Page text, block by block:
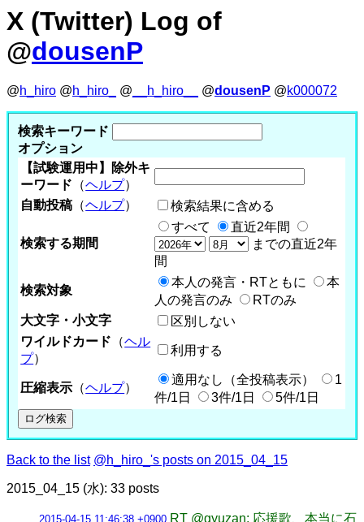
X (Twitter) Log of
@dousenP
@h_hiro @h_hiro_ @ __h_hiro__ @dousenP @k000072
検索キーワード
オプション
【試験運用中】除外キ
ーワード （ヘルプ）
自動投稿 （ヘルプ） 検索結果に含める
検索する期間
すべて
直近2年間
までの直近2年
間
検索対象
本人の発言・RTともに
本
人の発言のみ
RTのみ
大文字・小文字
区別しない
ワイルドカード （ヘル
プ）
利用する
圧縮表示 （ヘルプ）
適用なし（全投稿表示）
1
件/1日
3件/1日 5件/1日
Back to the list @h_hiro_'s posts on 2015_04_15
2015_04_15 (水): 33 posts
2015-04-15 11:46:38 +0900 RT @gyuzan: 応援歌、本当に石